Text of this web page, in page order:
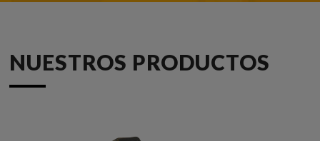
NUESTROS PRODUCTOS